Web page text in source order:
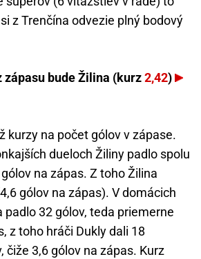
z Trenčína odvezie plný bodový
zápasu bude Žilina (kurz2,42)
kurzy na počet gólov v zápase.
dueloch Žiliny padlo spolu
na zápas. Z toho Žilina
gólov na zápas). V domácich
padlo 32 gólov, teda priemerne
z toho hráči Dukly dali 18
čiže 3,6 gólov na zápas. Kurz